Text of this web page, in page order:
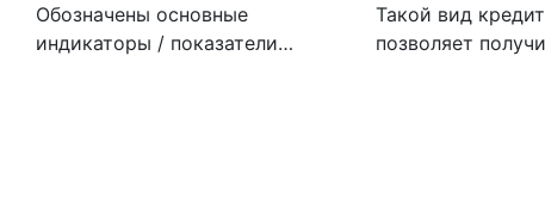
Обозначены основные
индикаторы / показатели…
Такой вид
позволяет